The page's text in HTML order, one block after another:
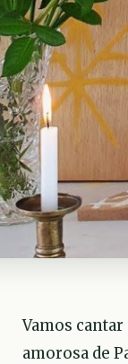
Vamos
amorosa de